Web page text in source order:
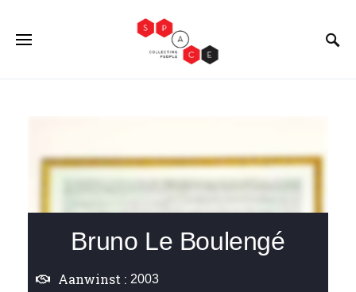
Bruno Le Boulengé
Aanwinst : 2003